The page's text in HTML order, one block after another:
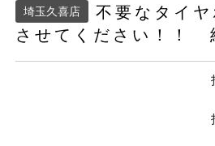
埼玉久喜店
不要なタイ
させてください！！